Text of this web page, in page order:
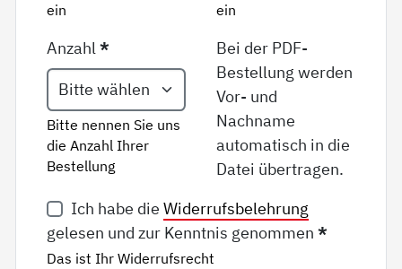
ein
ein
Anzahl*
Bitte nennen Sie uns
die Anzahl Ihrer
Bestellung
Bei der PDF-
Bestellung werden
Vor- und
Nachname
automatisch in die
Datei übertragen.
Ich habe die Widerrufsbelehrung
gelesen und zur Kenntnis genommen*
Das ist Ihr Widerrufsrecht